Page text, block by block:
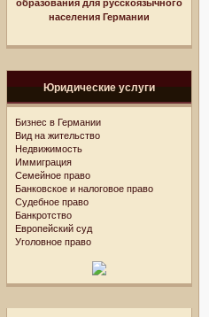
населения Германии
Юридические услуги
Бизнес в Германии
Вид на жительство
Недвижимость
Иммиграция
Семейное право
Банковское и налоговое право
Судебное право
Банкротство
Европейский суд
Уголовное право